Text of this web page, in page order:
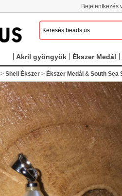
Bejelentkezés
Akril gyöngyök Ékszer Medál
> Shell Ékszer > Ékszer Medál & South Sea